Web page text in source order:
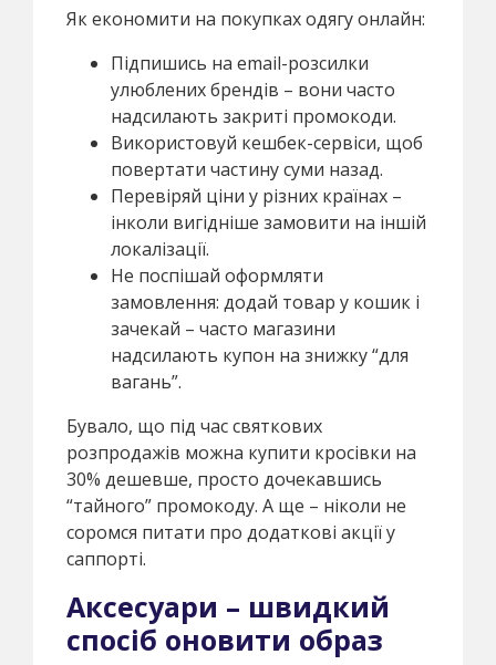
Як економити на покупках одягу онлайн:
Підпишись на email-розсилки
улюблених брендів – вони часто
надсилають закриті промокоди.
Використовуй кешбек-сервіси, щоб
повертати частину суми назад.
Перевіряй ціни у різних країнах –
інколи вигідніше замовити на іншій
локалізації.
Не поспішай оформляти
замовлення: додай товар у кошик і
зачекай – часто магазини
надсилають купон на знижку “для
вагань”.
Бувало, що під час святкових
розпродажів можна купити кросівки на
30% дешевше, просто дочекавшись
“тайного” промокоду. А ще – ніколи не
соромся питати про додаткові акції у
саппорті.
Аксесуари – швидкий
спосіб оновити образ